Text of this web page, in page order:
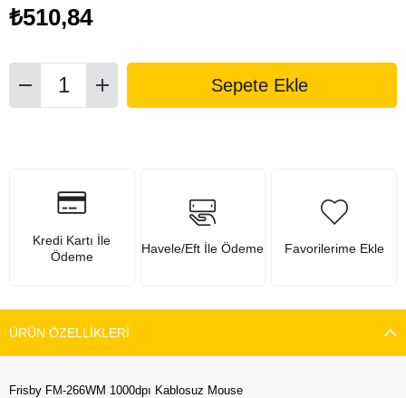
₺510,84
Kredi Kartı İle
Ödeme
Havele/Eft İle Ödeme Favorilerime Ekle
ÜRÜN ÖZELLIKLERI
Frisby FM-266WM 1000dpı Kablosuz Mouse